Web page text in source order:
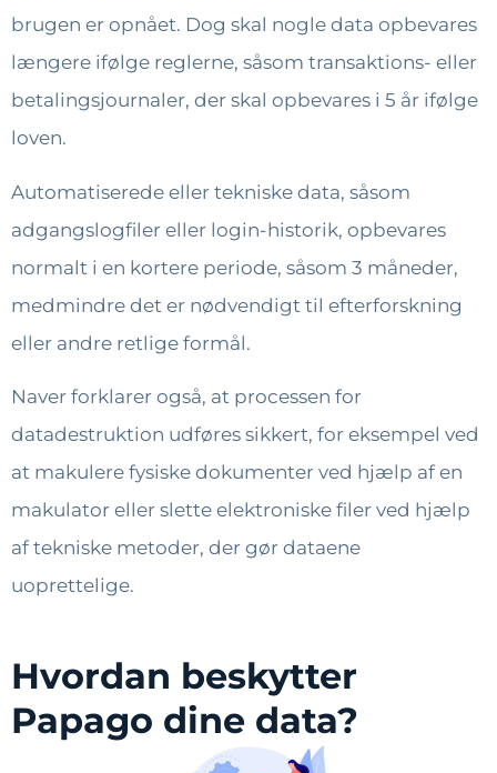
brugen er opnået. Dog skal nogle data opbevares
længere ifølge reglerne, såsom transaktions- eller
betalingsjournaler, der skal opbevares i 5 år ifølge
loven.
Automatiserede eller tekniske data, såsom
adgangslogfiler eller login-historik, opbevares
normalt i en kortere periode, såsom 3 måneder,
medmindre det er nødvendigt til efterforskning
eller andre retlige formål.
Naver forklarer også, at processen for
datadestruktion udføres sikkert, for eksempel ved
at makulere fysiske dokumenter ved hjælp af en
makulator eller slette elektroniske filer ved hjælp
af tekniske metoder, der gør dataene
uoprettelige.
Hvordan beskytter
Papago dine data?